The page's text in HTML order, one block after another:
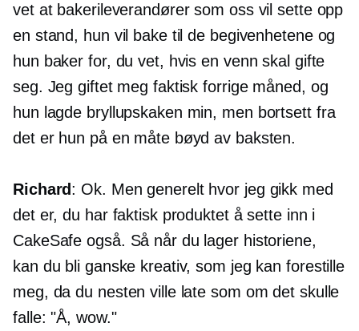
vet at bakerileverandører som oss vil sette opp
en stand, hun vil bake til de begivenhetene og
hun baker for, du vet, hvis en venn skal gifte
seg. Jeg giftet meg faktisk forrige måned, og
hun lagde bryllupskaken min, men bortsett fra
det er hun på en måte bøyd av baksten.
Richard: Ok. Men generelt hvor jeg gikk med
det er, du har faktisk produktet å sette inn i
CakeSafe også. Så når du lager historiene,
kan du bli ganske kreativ, som jeg kan forestille
meg, da du nesten ville late som om det skulle
falle: "Å, wow."